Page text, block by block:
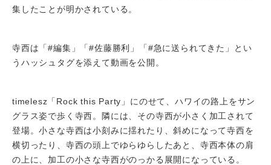
集したことが明かされている。
寺西は「#編集」「#佐藤勝利」「#急に送られてきた」とい
うハッシュタグを添えて動画を公開。
timelesz「Rock this Party」にのせて、ハワイの路上をサン
グラス姿で歩く寺西。隣には、その寺西が小さく加工されて
登場。小さな寺西は小刻みに揺れたり、斜めになって寺西を
横切ったり、寺西の頭上でゆらゆらしたあと、寺西本体の肩
の上に、加工の小さな寺西がのっかる展開になっている。